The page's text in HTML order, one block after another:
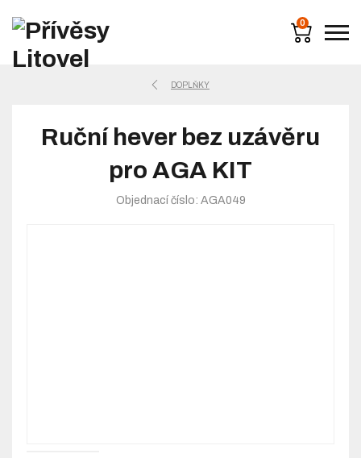
0
DOPLŇKY
Ruční hever bez uzávěru
pro AGA KIT
Objednací číslo: AGA049